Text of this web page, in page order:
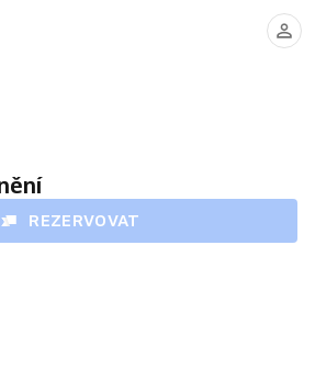
REZERVOVAT